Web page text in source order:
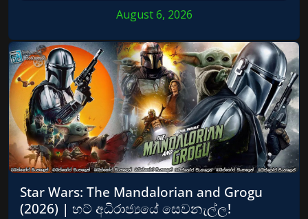
August 6, 2026
Star Wars: The Mandalorian and Grogu
(2026) | හට් අධිරාජ්‍යයේ සෙවනැල්ල!